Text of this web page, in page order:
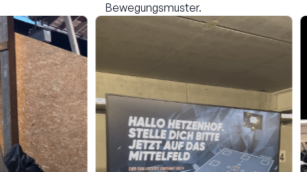
Bewegungsmuster.